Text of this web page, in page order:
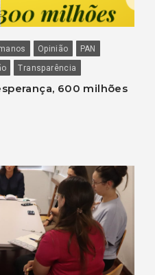
Opinião
PAN
Transparência
600 milhões